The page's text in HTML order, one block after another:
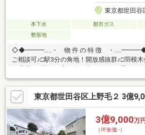
東京都世田谷
本下水 都市ガス
整形地
◇◆━━━…‥・ 物 件 の 特 徴 ・
ご相談可♪□駅3分の角地！開放感抜群♪□羽根
能！♪物件のお問合せはアドキャスト三軒茶屋
974-313】♪
東京都世田谷区上野毛２ 3億
3億9,000万円
（坪単価:-）